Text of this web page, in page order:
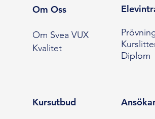
Om Oss
Om Svea VUX
Kvalitet
Diplom
Kursutbud